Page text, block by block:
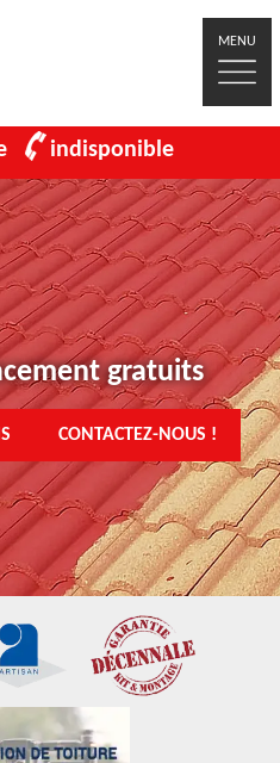
MENU
indisponible
gratuits
CONTACTEZ-NOUS !